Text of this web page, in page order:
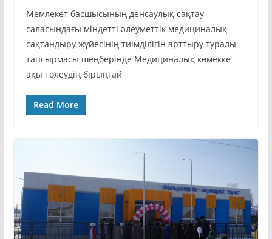
Мемлекет басшысының денсаулық сақтау
саласындағы міндетті әлеуметтік медициналық
сақтандыру жүйесінің тиімділігін арттыру туралы
тапсырмасы шеңберінде Медициналық көмекке
ақы төлеудің бірыңғай
Read More